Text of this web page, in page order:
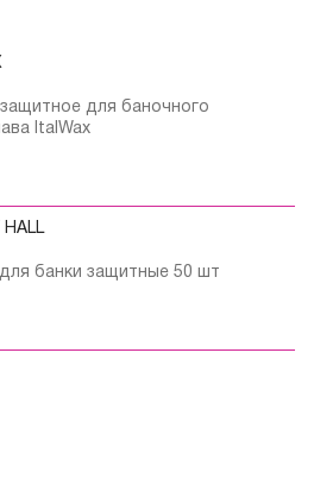
для баночного
ItalWax
HALL
банки защитные 50 шт